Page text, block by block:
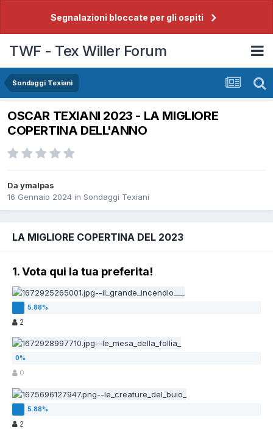
Segnalazioni bloccate per gli ospiti
TWF - Tex Willer Forum
Sondaggi Texiani
OSCAR TEXIANI 2023 - LA MIGLIORE
COPERTINA DELL'ANNO
Da ymalpas
16 Gennaio 2024 in Sondaggi Texiani
LA MIGLIORE COPERTINA DEL 2023
1. Vota qui la tua preferita!
2
0
2